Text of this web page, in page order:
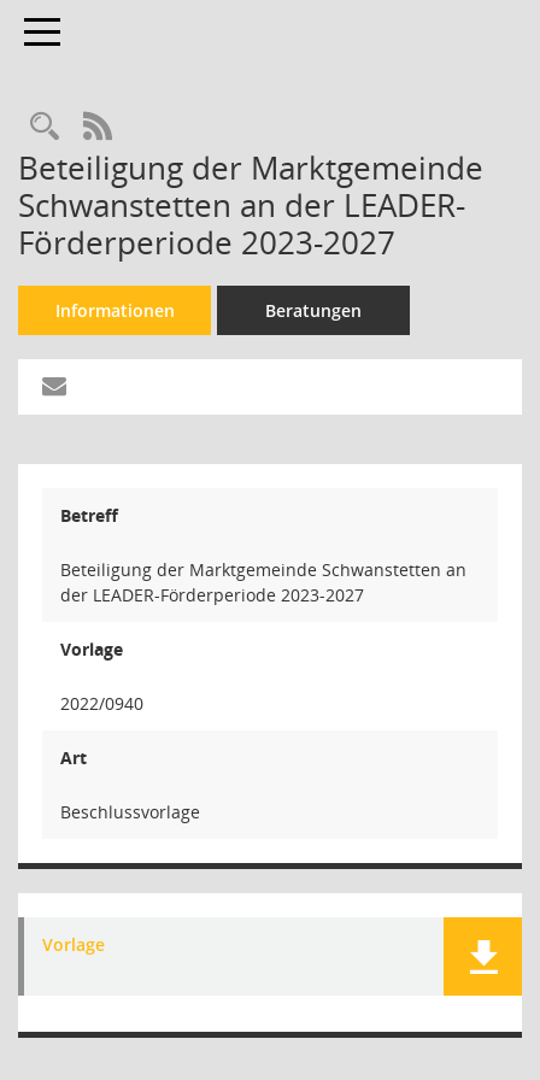
Toggle navigation
Rechercheauswahl
RSS-Feed
Beteiligung der Marktgemeinde
Schwanstetten an der LEADER-
Förderperiode 2023-2027
Informationen Beratungen
Betreff
Beteiligung der Marktgemeinde Schwanstetten an
der LEADER-Förderperiode 2023-2027
Vorlage
2022/0940
Art
Beschlussvorlage
Vorlage